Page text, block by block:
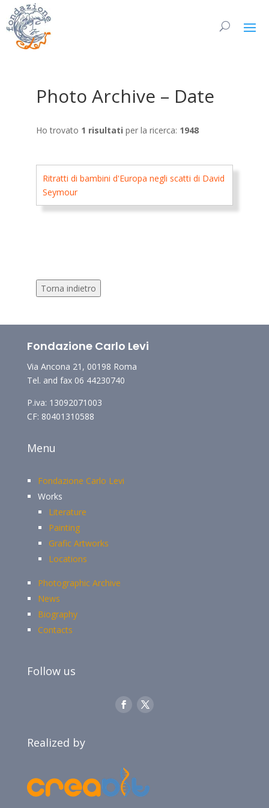
Photo Archive – Date
Ho trovato 1 risultati per la ricerca: 1948
Ritratti di bambini d'Europa negli scatti di David
Seymour
Torna indietro
Fondazione Carlo Levi
Via Ancona 21, 00198 Roma
Tel. and fax 06 44230740
P.iva: 13092071003
CF: 80401310588
Menu
Fondazione Carlo Levi
Works
Literature
Painting
Grafic Artworks
Locations
Photographic Archive
News
Biography
Contacts
Follow us
Realized by